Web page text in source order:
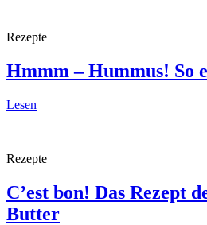
Rezepte
Hmmm – Hummus! So
Lesen
Rezepte
C’est bon! Das Rezept
Butter